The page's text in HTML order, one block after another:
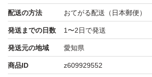
配送の方法 おてがる配送（日本郵便）
発送までの日数 1〜2日で発送
発送元の地域 愛知県
商品ID z609929552